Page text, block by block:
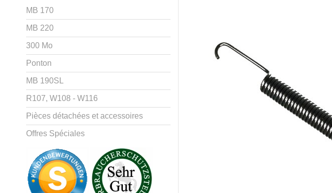
MB 170
MB 220
300 Mo
Ponton
MB 190SL
R107, W108 - W116
Pièces détachées et accessoires
Offres Spéciales